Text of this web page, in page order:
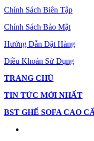
Chính Sách Biên Tập
Chính Sách Bảo Mật
Hướng Dẫn Đặt Hàng
Điều Khoản Sử Dụng
TRANG CHỦ
TIN TỨC MỚI NHẤT
BST GHẾ SOFA CAO